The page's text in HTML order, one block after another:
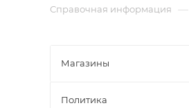
Справочная информация —
Магазины
Политика